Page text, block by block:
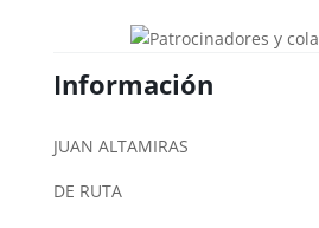
Información
JUAN ALTAMIRAS
DE RUTA